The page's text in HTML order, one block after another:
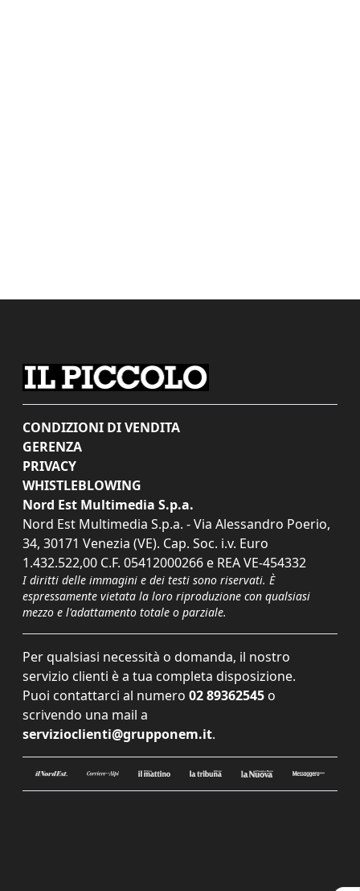
CONDIZIONI DI VENDITA
GERENZA
PRIVACY
WHISTLEBLOWING
Nord Est Multimedia S.p.a.
Nord Est Multimedia S.p.a. - Via Alessandro Poerio,
34, 30171 Venezia (VE). Cap. Soc. i.v. Euro
1.432.522,00 C.F. 05412000266 e REA VE-454332
I diritti delle immagini e dei testi sono riservati. È
espressamente vietata la loro riproduzione con qualsiasi
mezzo e l'adattamento totale o parziale.
Per qualsiasi necessità o domanda, il nostro
servizio clienti è a tua completa disposizione.
Puoi contattarci al numero 02 89362545 o
scrivendo una mail a
servizioclienti@grupponem.it.